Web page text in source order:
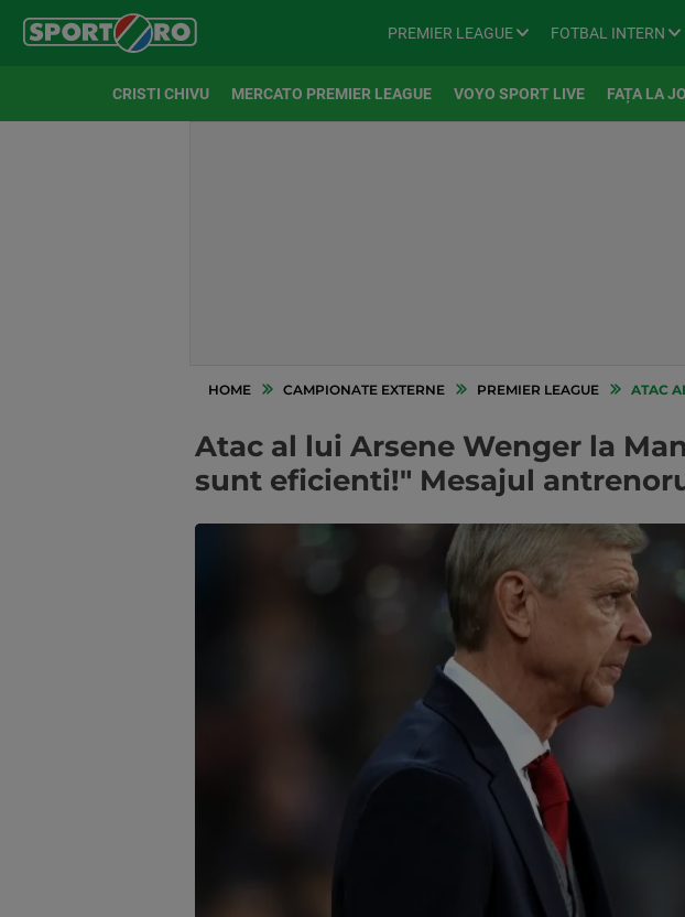
PREMIER LEAGUE FOTBAL INTERN
CRISTI CHIVU MERCATO PREMIER LEAGUE VOYO SPORT LIVE FAȚA LA
HOME CAMPIONATE EXTERNE PREMIER LEAGUE ATAC AL
Atac al lui Arsene Wenger la
sunt eficienti!" Mesajul